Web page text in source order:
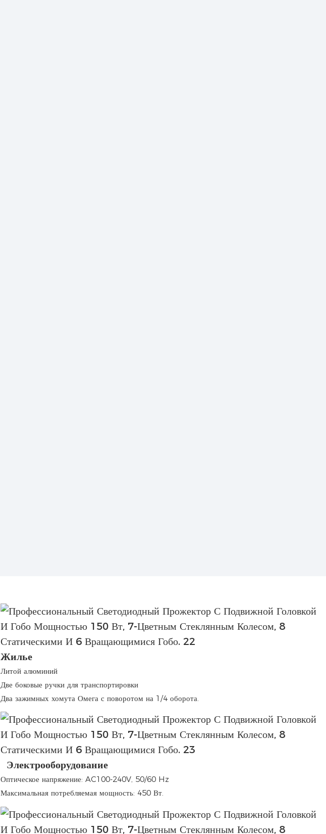
Жилье
Литой алюминий
Две боковые ручки для транспортировки
Два зажимных хомута Омега с поворотом на 1/4 оборота.
Электрооборудование
Оптическое напряжение: AC100-240V, 50/60 Hz
Максимальная потребляемая мощность: 450 Вт.